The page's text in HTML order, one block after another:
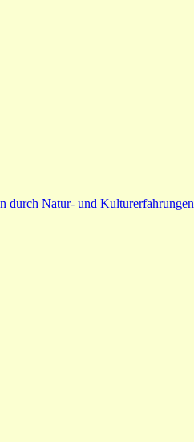
durch Natur- und Kulturerfahrungen